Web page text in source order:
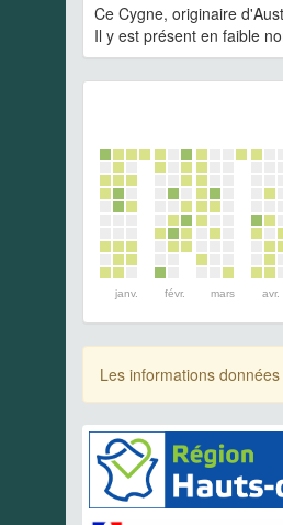
Ce Cygne, originaire
Il y est présent en faible
janv. févr. mars avr.
Les informations